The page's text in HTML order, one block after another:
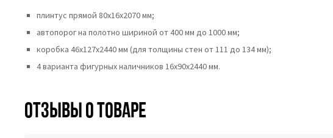
плинтус прямой 80х16х2070 мм;
автопорог на полотно шириной от 400 мм до 1000 мм;
коробка 46x127x2440 мм (для толщины стен от 111 до 134 мм);
4 варианта фигурных наличников 16х90х2440 мм.
Отзывы о товаре